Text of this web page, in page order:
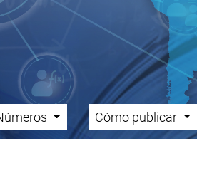
Cómo publicar